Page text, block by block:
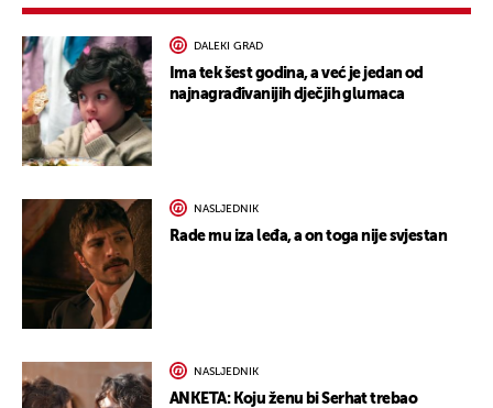
DALEKI GRAD
Ima tek šest godina, a već je jedan od
najnagrađivanijih dječjih glumaca
NASLJEDNIK
Rade mu iza leđa, a on toga nije svjestan
NASLJEDNIK
ANKETA: Koju ženu bi Serhat trebao